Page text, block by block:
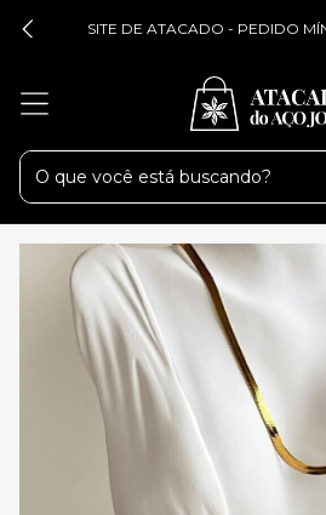
SITE DE ATACADO - PEDIDO